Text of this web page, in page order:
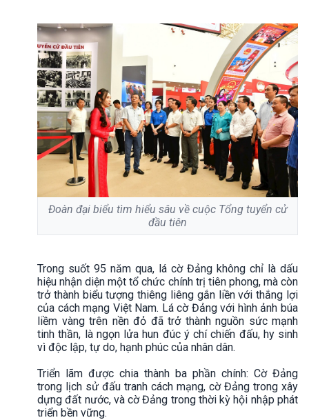
Đoàn đại biểu tìm hiểu sâu về cuộc Tổng tuyển cử
đầu tiên
Trong suốt 95 năm qua, lá cờ Đảng không chỉ là dấu
hiệu nhận diện một tổ chức chính trị tiên phong, mà còn
trở thành biểu tượng thiêng liêng gắn liền với thắng lợi
của cách mạng Việt Nam. Lá cờ Đảng với hình ảnh búa
liềm vàng trên nền đỏ đã trở thành nguồn sức mạnh
tinh thần, là ngọn lửa hun đúc ý chí chiến đấu, hy sinh
vì độc lập, tự do, hạnh phúc của nhân dân.
Triển lãm được chia thành ba phần chính: Cờ Đảng
trong lịch sử đấu tranh cách mạng, cờ Đảng trong xây
dựng đất nước, và cờ Đảng trong thời kỳ hội nhập phát
triển bền vững.